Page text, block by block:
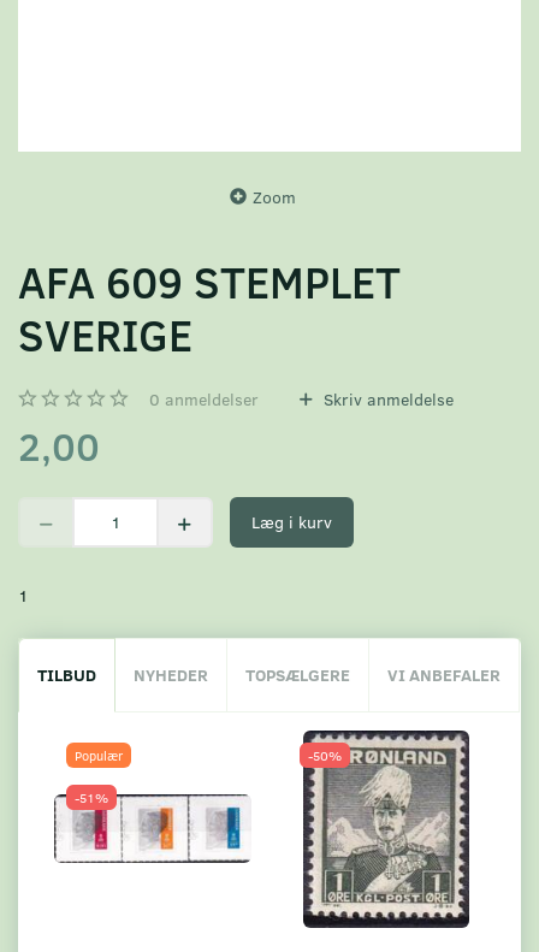
Zoom
AFA 609 STEMPLET
SVERIGE
0 anmeldelser Skriv anmeldelse
2,00
Læg i kurv
1
TILBUD NYHEDER TOPSÆLGERE VI ANBEFALER
Populær
-51%
-50%